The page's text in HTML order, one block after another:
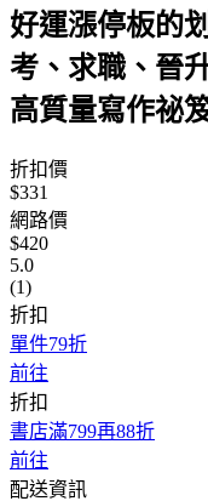
好運漲停板的
考、求職、晉
高質量寫作祕
折扣價
$331
網路價
$420
5.0
(1)
折扣
單件79折
前往
折扣
書店滿799再88折
前往
配送資訊